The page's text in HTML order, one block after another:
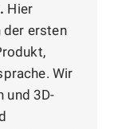
Hier
der ersten
Wir
und 3D-